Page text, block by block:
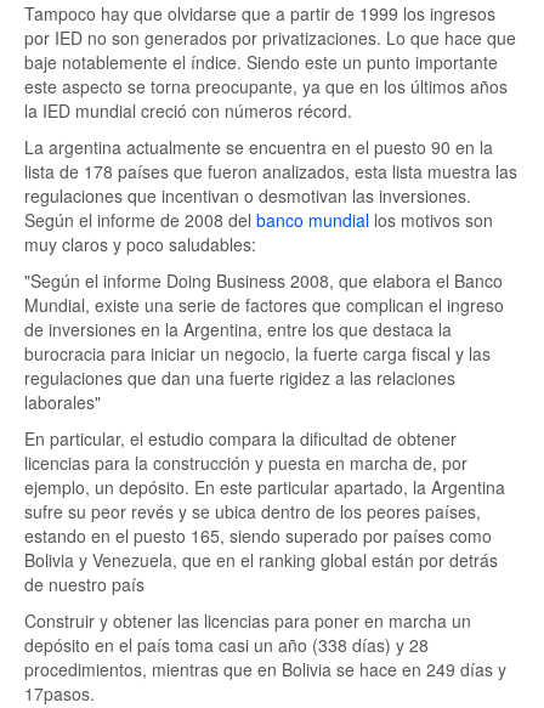
Tampoco hay que olvidarse que a partir de 1999 los ingresos
por IED no son generados por privatizaciones. Lo que hace que
baje notablemente el índice. Siendo este un punto importante
este aspecto se torna preocupante, ya que en los últimos años
la IED mundial creció con números récord.
La argentina actualmente se encuentra en el puesto 90 en la
lista de 178 países que fueron analizados, esta lista muestra las
regulaciones que incentivan o desmotivan las inversiones.
Según el informe de 2008 del banco mundial los motivos son
muy claros y poco saludables:
"Según el informe Doing Business 2008, que elabora el Banco
Mundial, existe una serie de factores que complican el ingreso
de inversiones en la Argentina, entre los que destaca la
burocracia para iniciar un negocio, la fuerte carga fiscal y las
regulaciones que dan una fuerte rigidez a las relaciones
laborales"
En particular, el estudio compara la dificultad de obtener
licencias para la construcción y puesta en marcha de, por
ejemplo, un depósito. En este particular apartado, la Argentina
sufre su peor revés y se ubica dentro de los peores países,
estando en el puesto 165, siendo superado por países como
Bolivia y Venezuela, que en el ranking global están por detrás
de nuestro país
Construir y obtener las licencias para poner en marcha un
depósito en el país toma casi un año (338 días) y 28
procedimientos, mientras que en Bolivia se hace en 249 días y
17pasos.